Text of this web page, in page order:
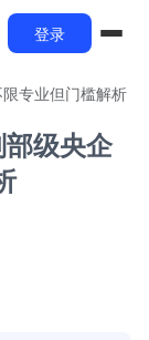
登录
专业但门槛解析
级央企